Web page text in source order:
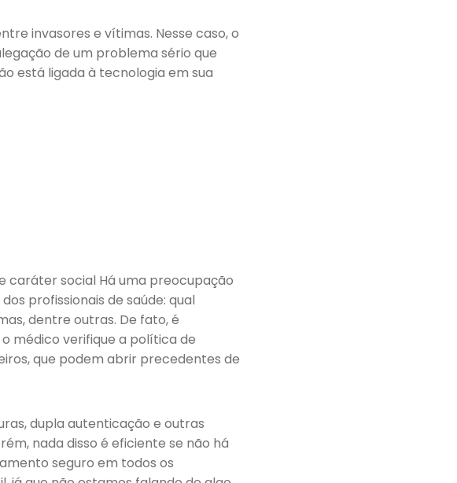
invasores e vítimas. Nesse caso, o
de um problema sério que
está ligada à tecnologia em sua